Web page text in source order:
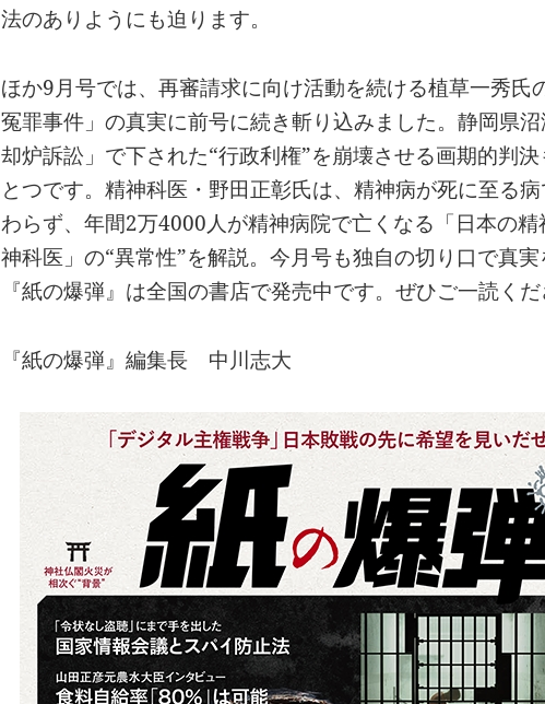
法のありようにも迫ります。
ほか9月号では、再審請求に向け活動を続ける植草一秀氏
冤罪事件」の真実に前号に続き斬り込みました。静岡県
却炉訴訟」で下された“行政利権”を崩壊させる画期的判
とつです。精神科医・野田正彰氏は、精神病が死に至る
わらず、年間2万4000人が精神病院で亡くなる「日本の
神科医」の“異常性”を解説。今月号も独自の切り口で真実
『紙の爆弾』は全国の書店で発売中です。ぜひご一読くだ
『紙の爆弾』編集長 中川志大